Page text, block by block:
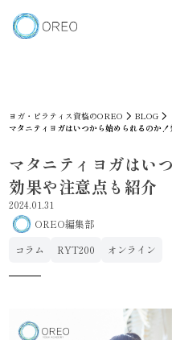
ヨガ・ピラティス資格のOREO
BLOG
マタニティヨガはいつから始められるのか
マタニティヨガはい
効果や注意点も紹介
2024.01.31
OREO編集部
コラム
RYT200 オンライン